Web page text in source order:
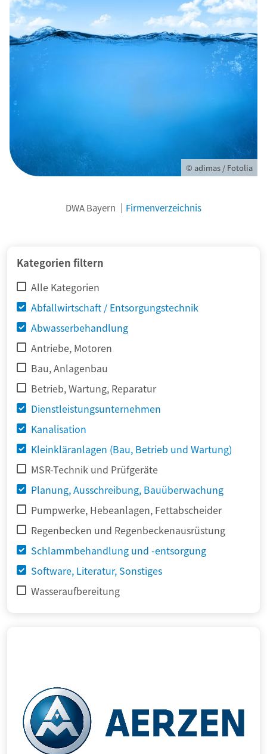
© adimas / Fotolia
DWA Bayern Firmenverzeichnis
Kategorien filtern
Alle Kategorien
Abfallwirtschaft / Entsorgungstechnik
Abwasserbehandlung
Antriebe, Motoren
Bau, Anlagenbau
Betrieb, Wartung, Reparatur
Dienstleistungsunternehmen
Kanalisation
Kleinkläranlagen (Bau, Betrieb und Wartung)
MSR-Technik und Prüfgeräte
Planung, Ausschreibung, Bauüberwachung
Pumpwerke, Hebeanlagen, Fettabscheider
Regenbecken und Regenbeckenausrüstung
Schlammbehandlung und -entsorgung
Software, Literatur, Sonstiges
Wasseraufbereitung